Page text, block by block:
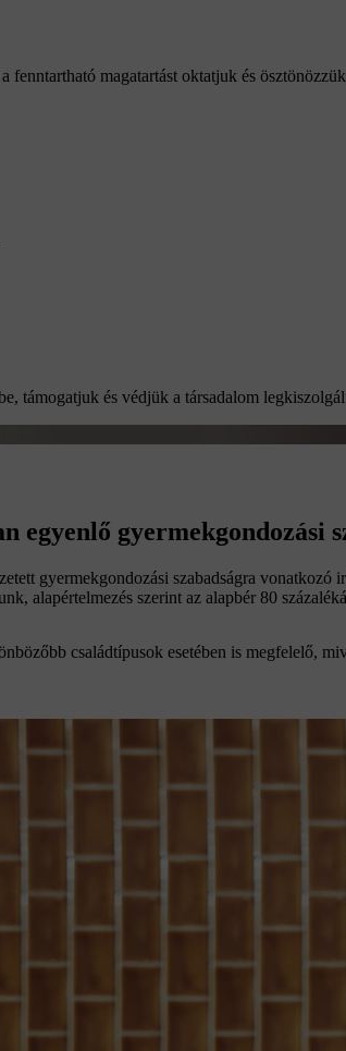
magatartást oktatjuk és
támogatjuk és védjük a társadalom
egyenlő gyermekgondozási
gyermekgondozási szabadságra
alapértelmezés szerint az alapbér 80
családtípusok esetében is megfelelő,